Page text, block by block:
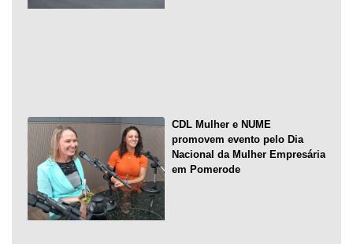
CDL Mulher e NUME
promovem evento pelo Dia
Nacional da Mulher Empresária
em Pomerode